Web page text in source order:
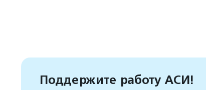
Поддержите работу АСИ!